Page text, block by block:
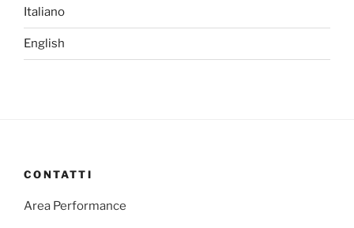
Italiano
English
CONTATTI
Area Performance